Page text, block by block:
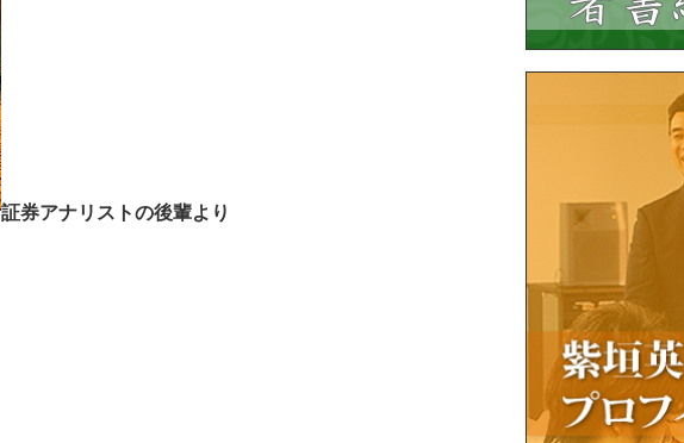
証券アナリストの後輩より